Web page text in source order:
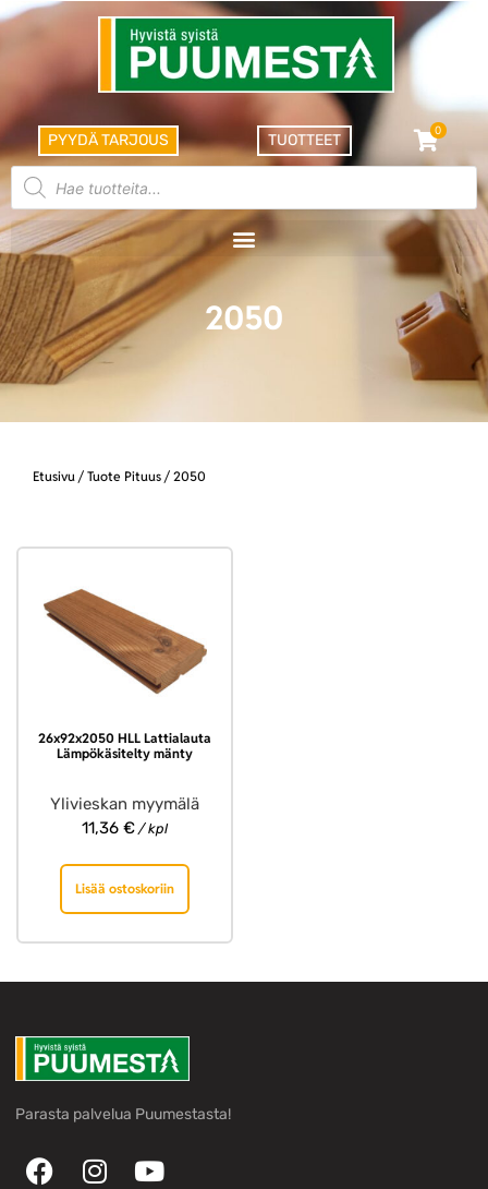
PYYDÄ TARJOUS TUOTTEET
0
2050
Etusivu / Tuote Pituus / 2050
26x92x2050 HLL Lattialauta
Lämpökäsitelty mänty
Ylivieskan myymälä
11,36 € / kpl
Lisää ostoskoriin
Parasta palvelua Puumestasta!